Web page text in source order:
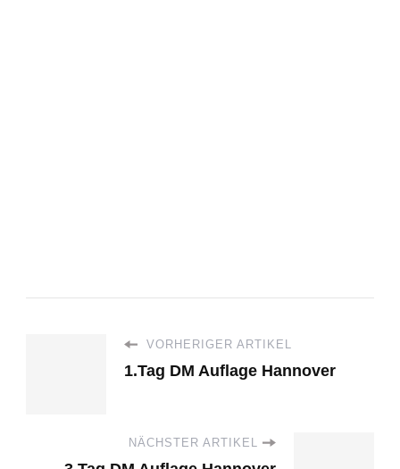
VORHERIGER ARTIKEL
1.Tag DM Auflage Hannover
NÄCHSTER ARTIKEL